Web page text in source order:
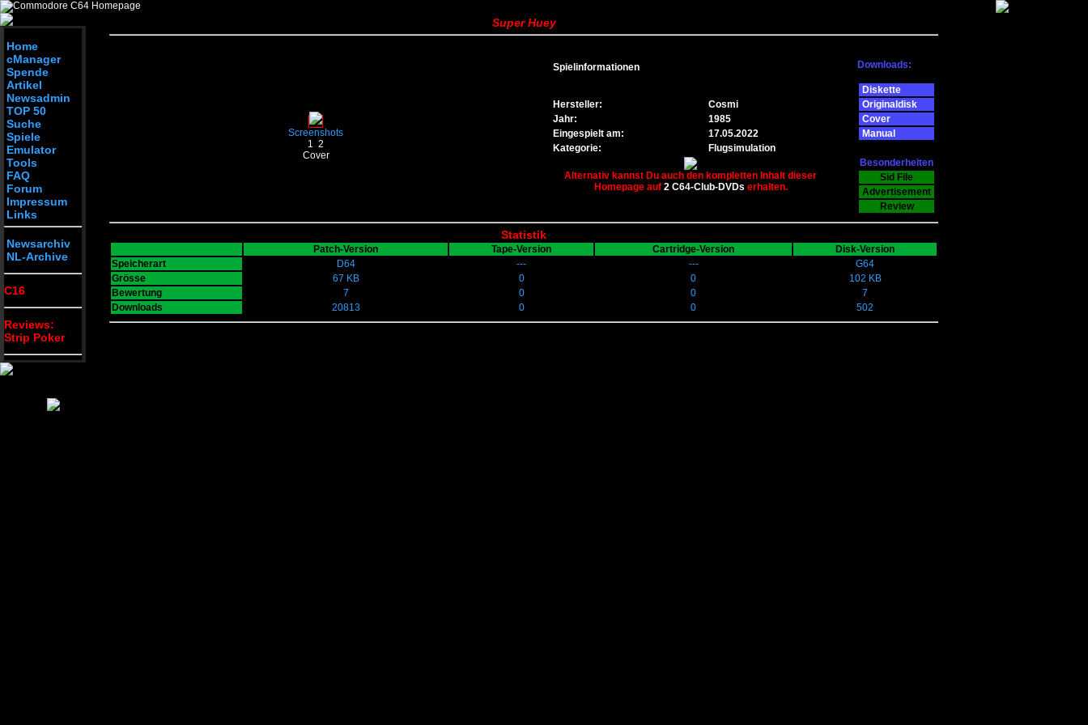
Home
cManager
Spende
Artikel
Newsadmin
TOP 50
Suche
Spiele
Emulator
Tools
FAQ
Forum
Impressum
Links
Newsarchiv
NL-Archive
C16
Reviews:
Strip Poker
Super Huey
Screenshots
1 2
Cover
Spielinformationen
Hersteller:
Cosmi
Jahr:
1985
Eingespielt am:
17.05.2022
Kategorie:
Flugsimulation
Alternativ kannst Du auch den kompletten Inhalt dieser
Homepage auf 2 C64-Club-DVDs erhalten.
Downloads:
Diskette
Originaldisk
Cover
Manual
Besonderheiten
Sid File
Advertisement
Review
Statistik
Patch-Version Tape-Version Cartridge-Version
Disk-Version
Speicherart
D64 --- ---
G64
Grösse
67 KB 0 0
102 KB
Bewertung
7 0 0
7
Downloads
20813 0 0 502